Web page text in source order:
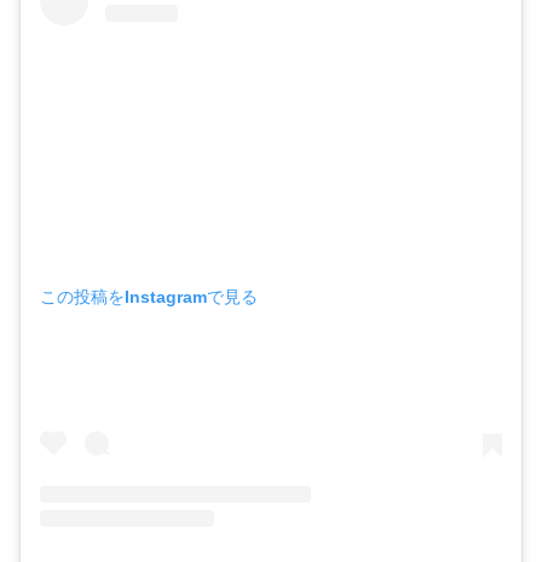
この投稿をInstagramで見る